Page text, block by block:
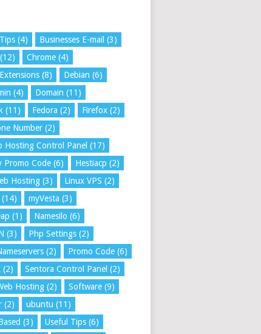
(4) Businesses E-mail (3)
(12) Chrome (4)
(8) Debian (6)
(4) Domain (11)
(11) Fedora (2) Firefox (2)
Number (2)
Hosting Control Panel (17)
Promo Code (6) Hestiacp (2)
Hosting (3) Linux VPS (2)
(14) myVesta (3)
(1) Namesilo (6)
(3) Php Settings (2)
(2) Promo Code (6)
(2) Sentora Control Panel (2)
Hosting (2) Software (9)
(2) ubuntu (11)
(3) Useful Tips (6)